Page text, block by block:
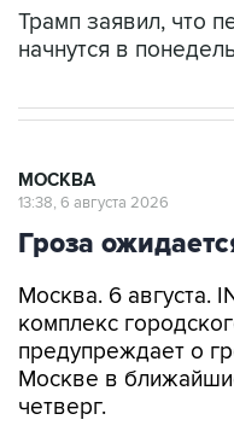
Трамп заявил, что
начнутся в
МОСКВА
13:38, 6 августа 2026
Гроза
Москва. 6 августа.
комплекс
предупреждает о
Москве в
четверг.